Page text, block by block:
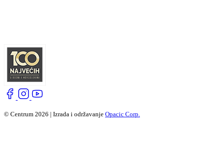
© Centrum 2026 | Izrada i održavanje Opacic Corp.